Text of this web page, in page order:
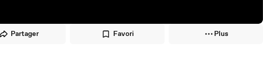
Partager Favori Plus